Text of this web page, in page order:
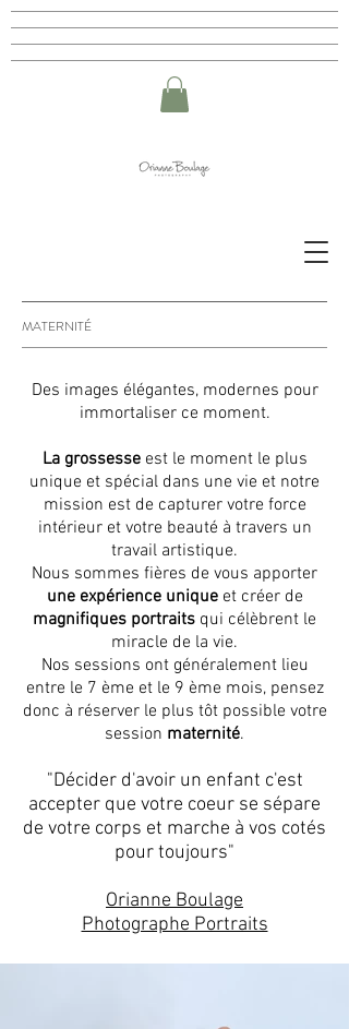
MATERNITÉ
Des images élégantes, modernes pour
immortaliser ce moment.
La grossesseest le moment le plus
unique et spécial dans une vie et notre
mission est de capturer votre force
intérieur et votre beauté à travers un
travail artistique.
Nous sommes fières de vous apporter
une expérience unique et créer de
magnifiques portraits qui célèbrent le
miracle de la vie.
Nos sessions ont généralement lieu
entre le 7 ème et le 9 ème mois, pensez
donc à réserver le plus tôt possible votre
session maternité.
"Décider d'avoir un enfant c'est
accepter que votre coeur se sépare
de votre corps et marche à vos cotés
pour toujours"
Orianne Boulage
Photographe Portraits